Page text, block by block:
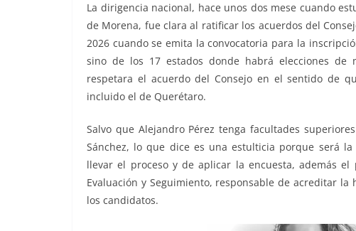
La dirigencia nacional, hace unos dos mese cuando
de Morena, fue clara al ratificar los acuerdos del
2026 cuando se emita la convocatoria para la
sino de los 17 estados donde habrá elecciones
respetara el acuerdo del Consejo en el sentido de
incluido el de Querétaro.
Salvo que Alejandro Pérez tenga facultades
Sánchez, lo que dice es una estulticia porque será
llevar el proceso y de aplicar la encuesta, además
Evaluación y Seguimiento, responsable de acreditar
los candidatos.